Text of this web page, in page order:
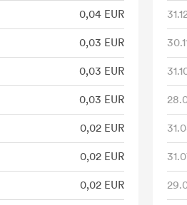
0,04 EUR
0,03 EUR
0,03 EUR
0,03 EUR
0,02 EUR
0,02 EUR
0,02 EUR